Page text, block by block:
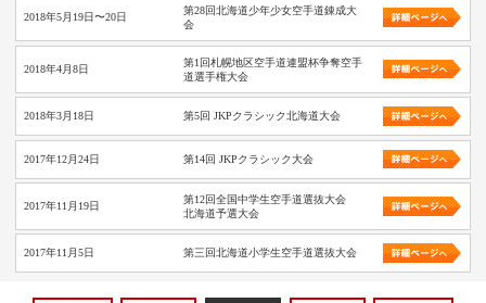
2018年5月19日〜20日
第28回北海道少年少女空手道錬成大
会
2018年4月8日
第1回札幌地区空手道連盟杯争奪空手
道選手権大会
2018年3月18日 第5回 JKPクラシック北海道大会
2017年12月24日 第14回 JKPクラシック大会
2017年11月19日
第12回全国中学生空手道選抜大会
北海道予選大会
2017年11月5日 第三回北海道小学生空手道選抜大会